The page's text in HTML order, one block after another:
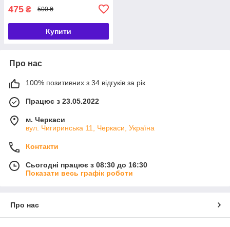
475 ₴ 500 ₴
Купити
Про нас
100% позитивних з 34 відгуків за рік
Працює з 23.05.2022
м. Черкаси
вул. Чигиринська 11, Черкаси, Україна
Контакти
Сьогодні працює з 08:30 до 16:30
Показати весь графік роботи
Про нас